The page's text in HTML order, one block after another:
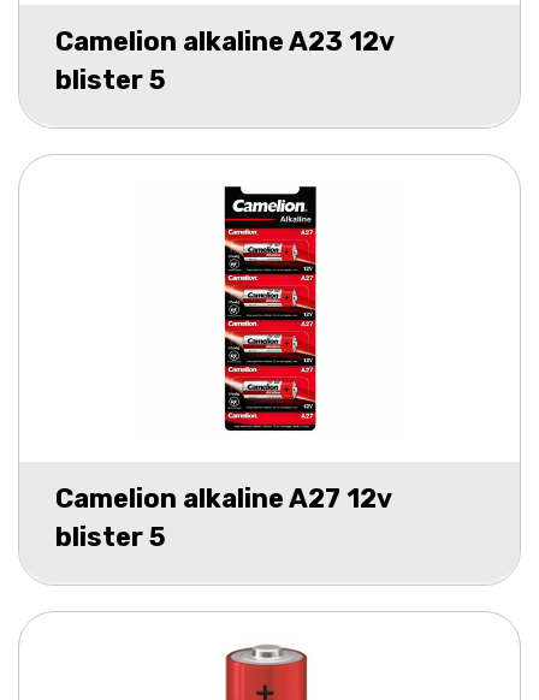
Camelion alkaline A23 12v
blister 5
Camelion alkaline A27 12v
blister 5